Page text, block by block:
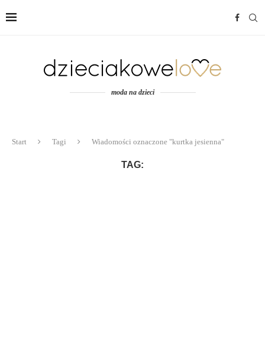
moda na dzieci
Start Tagi Wiadomości oznaczone "kurtka jesienna"
TAG: